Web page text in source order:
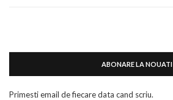
ABONARE LA NOUATI
Primesti email de fiecare data cand scriu.